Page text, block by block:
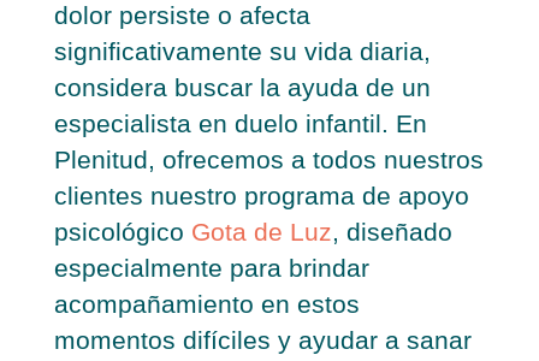
dolor persiste o afecta
significativamente su vida diaria,
considera buscar la ayuda de un
especialista en duelo infantil. En
Plenitud, ofrecemos a todos nuestros
clientes nuestro programa de apoyo
psicológico Gota de Luz, diseñado
especialmente para brindar
acompañamiento en estos
momentos difíciles y ayudar a sanar